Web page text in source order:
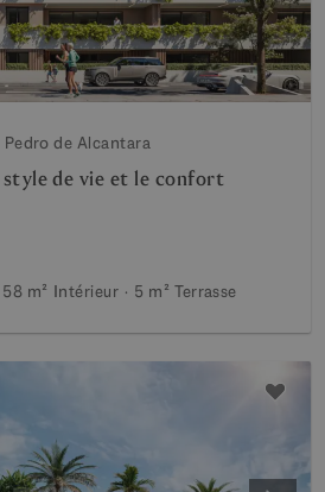
de Alcantara
style de vie et le confort
58 m² Intérieur 5 m² Terrasse